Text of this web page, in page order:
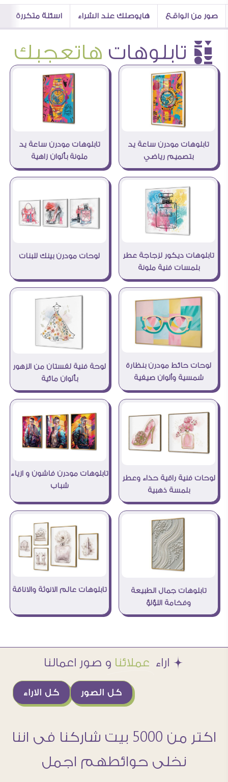
صور من الواقع هايوصلك عند الشراء اسئلة متكررة
è تابلوهات هاتعجبك
تابلوهات مودرن ساعة يد
بتصميم رياضي
تابلوهات مودرن ساعة يد
ملونة بألوان زاهية
تابلوهات ديكور لزجاجة عطر
بلمسات فنية ملونة
لوحات مودرن بينك للبنات
لوحات حائط مودرن بنظارة
شمسية وألوان صيفية
لوحة فنية لفستان من الزهور
بألوان مائية
لوحات فنية راقية حذاء وعطر
بلمسة ذهبية
تابلوهات مودرن فاشون و ازياء
شباب
تابلوهات جمال الطبيعة
وفخامة اللؤلؤ
تابلوهات عالم الانوثة والاناقة
Æ اراء عملائنا و صور اعمالنا
كل الاراء كل الصور
اكتر من 5000 بيت شاركنا فى اننا
نخلى حوائطهم اجمل